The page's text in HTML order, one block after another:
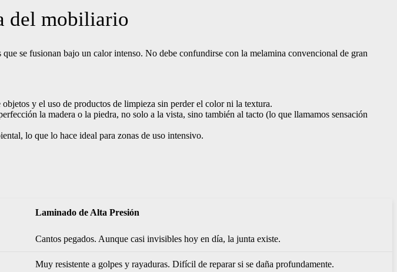
del mobiliario
se fusionan bajo un calor intenso. No debe confundirse con la melamina convencional de gran
y el uso de productos de limpieza sin perder el color ni la textura.
la madera o la piedra, no solo a la vista, sino también al tacto (lo que llamamos sensación
lo que lo hace ideal para zonas de uso intensivo.
Laminado de Alta Presión
Cantos pegados. Aunque casi invisibles hoy en día, la junta existe.
Muy resistente a golpes y rayaduras. Difícil de reparar si se daña profundamente.